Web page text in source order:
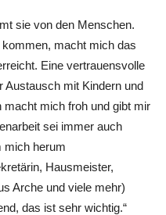
sie von den Menschen.
kommen, macht mich das
Eine vertrauensvolle
Austausch mit Kindern und
mich froh und gibt mir
sei immer auch
mich herum
Hausmeister,
Arche und viele mehr)
das ist sehr wichtig.“